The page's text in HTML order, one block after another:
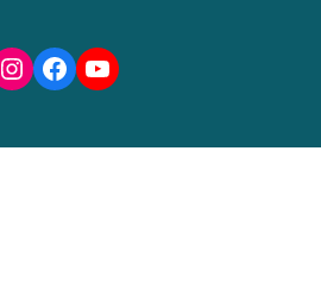
Instagram
Facebook
YouTube